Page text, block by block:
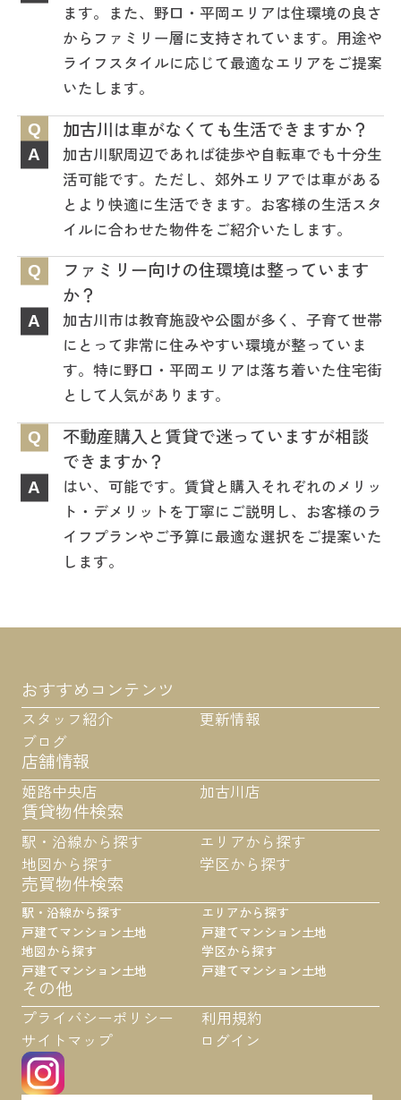
ます。また、野口・平岡エリアは住環境の良さ
からファミリー層に支持されています。用途や
ライフスタイルに応じて最適なエリアをご提案
いたします。
Q 加古川は車がなくても生活できますか？
A
加古川駅周辺であれば徒歩や自転車でも十分生
活可能です。ただし、郊外エリアでは車がある
とより快適に生活できます。お客様の生活スタ
イルに合わせた物件をご紹介いたします。
Q
ファミリー向けの住環境は整っています
か？
A
加古川市は教育施設や公園が多く、子育て世帯
にとって非常に住みやすい環境が整っていま
す。特に野口・平岡エリアは落ち着いた住宅街
として人気があります。
Q
不動産購入と賃貸で迷っていますが相談
できますか？
A
はい、可能です。賃貸と購入それぞれのメリッ
ト・デメリットを丁寧にご説明し、お客様のラ
イフプランやご予算に最適な選択をご提案いた
します。
おすすめコンテンツ
スタッフ紹介
更新情報
ブログ
店舗情報
姫路中央店 加古川店
賃貸物件検索
駅・沿線から探す
エリアから探す
地図から探す
学区から探す
売買物件検索
駅・沿線から探す
戸建てマンション土地
地図から探す
戸建てマンション土地
エリアから探す
戸建てマンション土地
学区から探す
戸建てマンション土地
その他
プライバシーポリシー
利用規約
サイトマップ
ログイン